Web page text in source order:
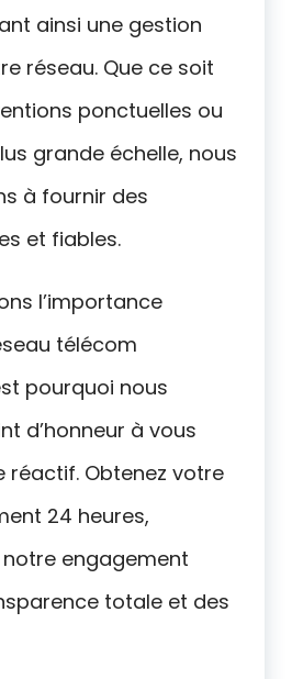
ainsi une gestion
réseau. Que ce soit
ponctuelles ou
grande échelle, nous
à fournir des
et fiables.
l’importance
télécom
pourquoi nous
d’honneur à vous
réactif. Obtenez votre
24 heures,
engagement
totale et des